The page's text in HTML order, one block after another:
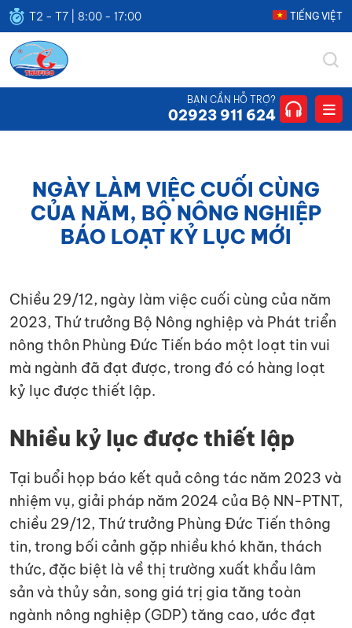
T2 - T7 | 8:00 - 17:00 TIẾNG VIỆT
THUFICO
CÔNG
TNHH
HƯNG
BẠN CẦN HỖ TRỢ?
02923 911 624
NGÀY LÀM VIỆC CUỐI CÙNG
CỦA NĂM, BỘ NÔNG NGHIỆP
BÁO LOẠT KỶ LỤC MỚI
Chiều 29/12, ngày làm việc cuối cùng của năm
2023, Thứ trưởng Bộ Nông nghiệp và Phát triển
nông thôn Phùng Đức Tiến báo một loạt tin vui
mà ngành đã đạt được, trong đó có hàng loạt
kỷ lục được thiết lập.
Nhiều kỷ lục được thiết lập
Tại buổi họp báo kết quả công tác năm 2023 và
nhiệm vụ, giải pháp năm 2024 của Bộ NN-PTNT,
chiều 29/12, Thứ trưởng Phùng Đức Tiến thông
tin, trong bối cảnh gặp nhiều khó khăn, thách
thức, đặc biệt là về thị trường xuất khẩu lâm
sản và thủy sản, song giá trị gia tăng toàn
ngành nông nghiệp (GDP) tăng cao, ước đạt